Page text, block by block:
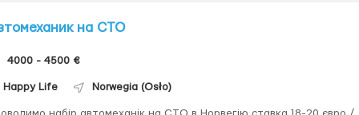
на СТО
4000 - 4500 €
Happy Life Norwegia (Osło)